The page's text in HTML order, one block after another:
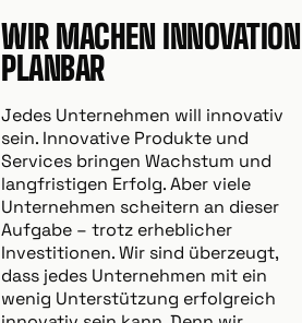
WIR MACHEN INNOVATION
PLANBAR
Jedes Unternehmen will innovativ
sein. Innovative Produkte und
Services bringen Wachstum und
langfristigen Erfolg. Aber viele
Unternehmen scheitern an dieser
Aufgabe – trotz erheblicher
Investitionen. Wir sind überzeugt,
dass jedes Unternehmen mit ein
wenig Unterstützung erfolgreich